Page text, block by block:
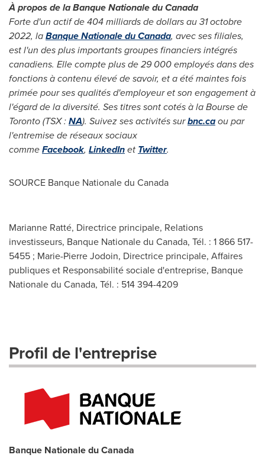
À propos de la Banque Nationale duCanada
Forte d'un actif de 404 milliards de dollars au 31 octobre
2022, laBanque Nationale duCanada, avec ses filiales,
est l'un des plus importants groupes financiers intégrés
canadiens. Elle compte plus de 29 000 employés dans des
fonctions à contenu élevé de savoir, et a été maintes fois
primée pour ses qualités d'employeur et son engagement à
l'égard de la diversité. Ses titres sont cotés à la Bourse de
Toronto(TSX :NA). Suivez ses activités surbnc.caou par
l'entremise de réseaux sociaux
commeFacebook, LinkedInet Twitter.
SOURCE Banque Nationale du Canada
Marianne Ratté, Directrice principale, Relations
investisseurs, Banque Nationale du Canada, Tél. : 1 866 517-
5455 ; Marie-Pierre Jodoin, Directrice principale, Affaires
publiques et Responsabilité sociale d'entreprise, Banque
Nationale du Canada, Tél. : 514 394-4209
Profil de l'entreprise
Banque Nationale du Canada